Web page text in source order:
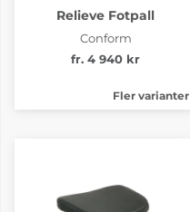
Tyg B Evita light
Relieve Fotpall
Conform
fr. 4 940 kr
Fler varianter